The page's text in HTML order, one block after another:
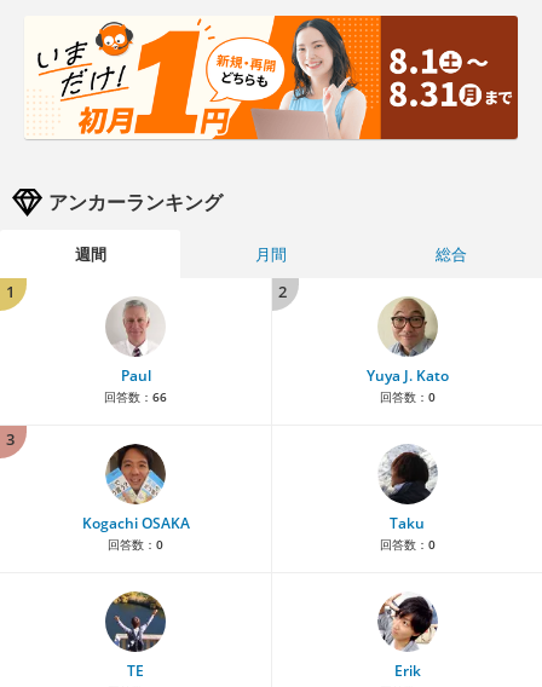
アンカーランキング
週間 月間
総合
1
Paul
回答数： 66
2
Yuya J. Kato
回答数： 0
3
Kogachi OSAKA
回答数： 0
Taku
回答数： 0
TE Erik